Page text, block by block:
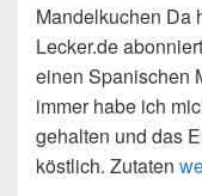
Mandelkuchen Da
Lecker.de
einen Spanischen
immer habe ich
gehalten und das
köstlich. Zutaten